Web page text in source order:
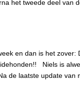
het tweede deel van
en dan is het zover:
Niels is
de laatste update van